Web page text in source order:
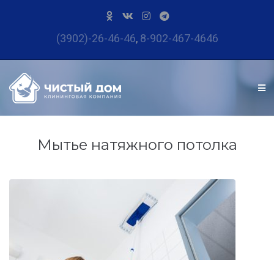
(3902)-26-46-46, 8-902-467-4646
Мытье натяжного потолка